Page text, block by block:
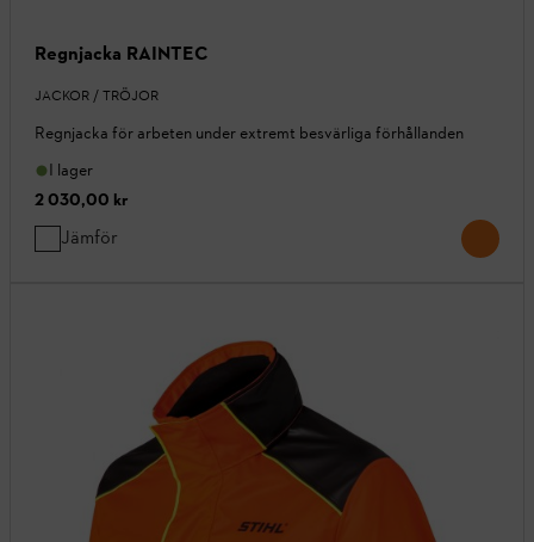
Regnjacka RAINTEC
JACKOR / TRÖJOR
Regnjacka för arbeten under extremt besvärliga förhållanden
I lager
2 030,00 kr
Jämför